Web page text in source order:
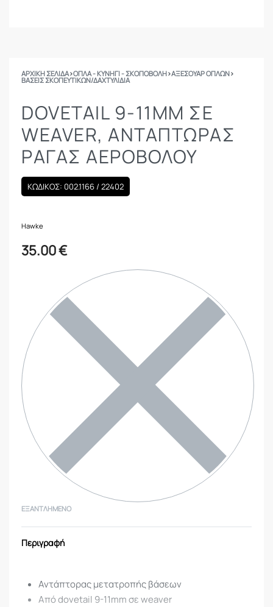
ΑΡΧΙΚΉ ΣΕΛΊΔΑ›ΟΠΛΑ - ΚΥΝΗΓΙ - ΣΚΟΠΟΒΟΛΗ›ΑΞΕΣΟΥΑΡ ΟΠΛΩΝ›
ΒΆΣΕΙΣ ΣΚΟΠΕΥΤΙΚΏΝ/ΔΑΧΤΥΛΊΔΙΑ
DOVETAIL 9-11MM ΣΕ
WEAVER, ΑΝΤΆΠΤΩΡΑΣ
ΡΆΓΑΣ ΑΕΡΟΒΌΛΟΥ
ΚΩΔΙΚΟΣ: 002.1166 / 22402
Hawke
35.00€
ΕΞΑΝΤΛΗΜΈΝΟ
Περιγραφή
Αντάπτορας μετατροπής βάσεων
Από dovetail 9-11mm σε weaver